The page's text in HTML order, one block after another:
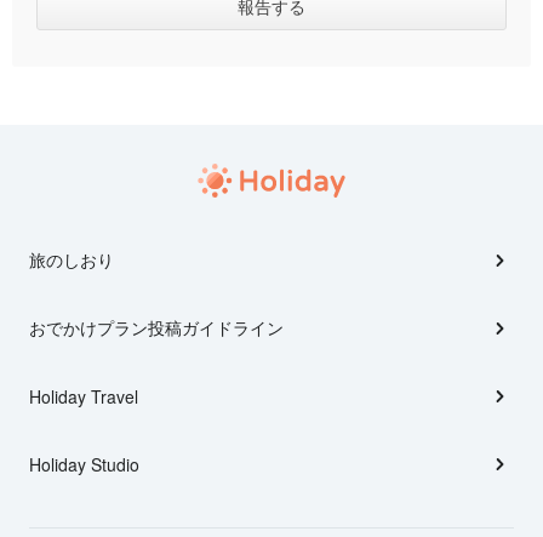
旅のしおり
おでかけプラン投稿ガイドライン
Holiday Travel
Holiday Studio